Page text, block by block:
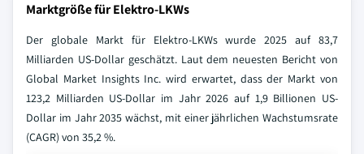
Marktgröße für Elektro-LKWs
Der globale Markt für Elektro-LKWs wurde 2025 auf 83,7
Milliarden US-Dollar geschätzt. Laut dem neuesten Bericht von
Global Market Insights Inc. wird erwartet, dass der Markt von
123,2 Milliarden US-Dollar im Jahr 2026 auf 1,9 Billionen US-
Dollar im Jahr 2035 wächst, mit einer jährlichen Wachstumsrate
(CAGR) von 35,2 %.